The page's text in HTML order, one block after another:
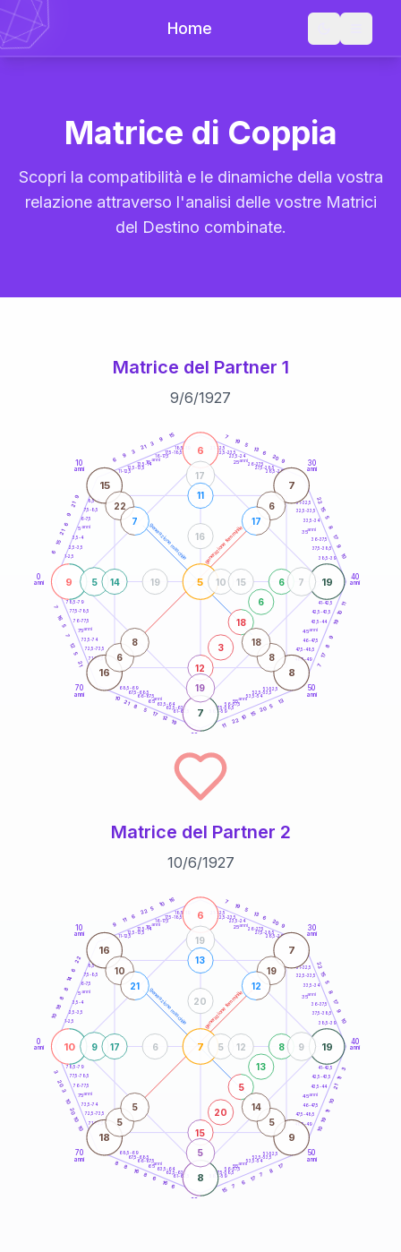
Home
Matrice di Coppia
Scopri la compatibilità e le dinamiche della vostra
relazione attraverso l'analisi delle vostre Matrici
del Destino combinate.
Matrice del Partner 1
9/6/1927
generazione maschile generazione femminile
0
anni
10
anni
30
anni
40
anni
50
anni
60
70
anni
1-2,5
2,5-3,5
3,5-4
6-7,5
7,5-8,5
8,5-9
11-12,5
12,5-13,5
13,5-14
16-17,5
17,5-18,5
18,5-19
21-22,5
22,5-23,5
23,5-24
26-27,5
27,5-28,5
28,5-29
31-32,5
32,5-33,5
33,5-34
36-37,5
37,5-38,5
38,5-39
41-42,5
42,5-43,5
43,5-44
46-47,5
47,5-48,5
48,5-49
51-52,5
52,5-53,5
53,5-54
56-57,5
57,5-58,5
58,5-59
61-62,5
62,5-63,5
63,5-64
66-67,5
67,5-68,5
68,5-69
71-72,5
72,5-73,5
73,5-74
76-77,5
77,5-78,5
78,5-79
6
15
21
6
9
21
9
6
9
3
21
3
9
15 7
19 5
13
6
20
9
22
15
5
8
17
9
10
11
10
19
9
8
17
7
13
5
20
15
10
22
11
19
12
17
5
8
21
10
21
5
12
7
5
16
7
9
6
19
7
5
15 7
16 8
12
3
18
6
6
5
17
7
19
14
11
10 15
19
16
22
7
6
17
6
8
8
18
5anni
15 anni 25anni
35anni
45anni
55anni
65anni
75anni
Matrice del Partner 2
10/6/1927
generazione maschile generazione femminile
0
anni
10
anni
30
anni
40
anni
50
anni
60
70
anni
1-2,5
2,5-3,5
3,5-4
6-7,5
7,5-8,5
8,5-9
11-12,5
12,5-13,5
13,5-14
16-17,5
17,5-18,5
18,5-19 21-22,5
22,5-23,5
23,5-24
26-27,5
27,5-28,5
28,5-29
31-32,5
32,5-33,5
33,5-34
36-37,5
37,5-38,5
38,5-39
41-42,5
42,5-43,5
43,5-44
46-47,5
47,5-48,5
48,5-49
51-52,5
52,5-53,5
53,5-54
56-57,5
57,5-58,5
58,5-59
61-62,5
62,5-63,5
63,5-64
66-67,5
67,5-68,5
68,5-69
71-72,5
72,5-73,5
73,5-74
76-77,5
77,5-78,5
78,5-79
10
18
8
8
14
6
22
9
11
6
22 5
10
16 7
19 5
13
6
20
9
22
15
5
8
17
9
10
3
11
21
10
11
19
10
17
8
7
17
6
7
15
6
16
6
8
16
8
8
10
10
20
10
3
20
3
10
6
19
8
7
16 7
18 9
15
20
5
13
8
9
19
9
5
17
13
5 12
6
20
10
21
19
12
5
5
5
14
5anni
15 anni 25anni
35anni
45anni
55anni
65anni
75anni